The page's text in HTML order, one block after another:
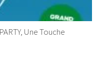
Une Touche